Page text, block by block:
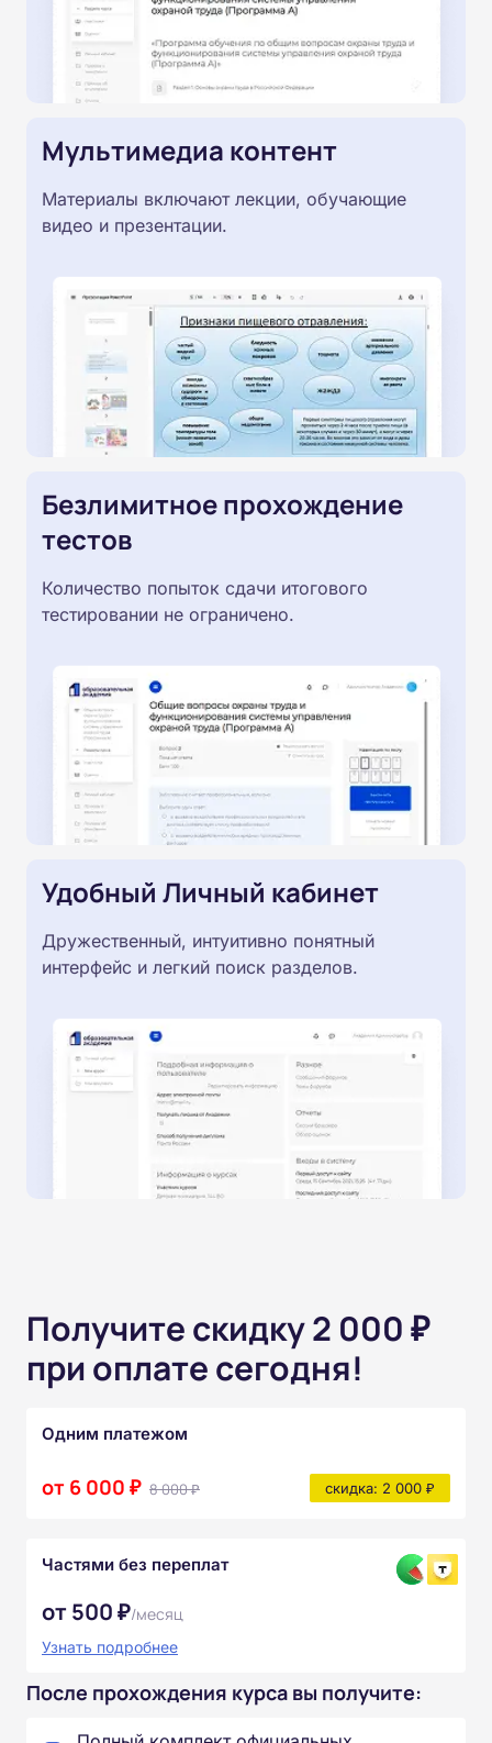
Мультимедиа контент
Материалы включают лекции, обучающие
видео и презентации.
Безлимитное прохождение
тестов
Количество попыток сдачи итогового
тестировании не ограничено.
Удобный Личный кабинет
Дружественный, интуитивно понятный
интерфейс и легкий поиск разделов.
Получите скидку 2 000 ₽
при оплате сегодня!
Одним платежом
от 6 000 ₽ 8 000 ₽ скидка: 2 000 ₽
Частями без переплат
от 500 ₽/месяц
Узнать подробнее
После прохождения курса вы получите: